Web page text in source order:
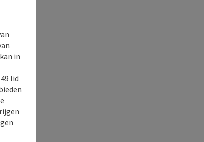
in
lid